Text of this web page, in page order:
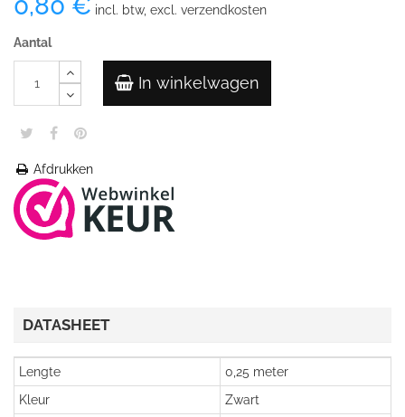
incl. btw, excl. verzendkosten
Aantal
In winkelwagen
Afdrukken
DATASHEET
Lengte
0,25 meter
Kleur
Zwart